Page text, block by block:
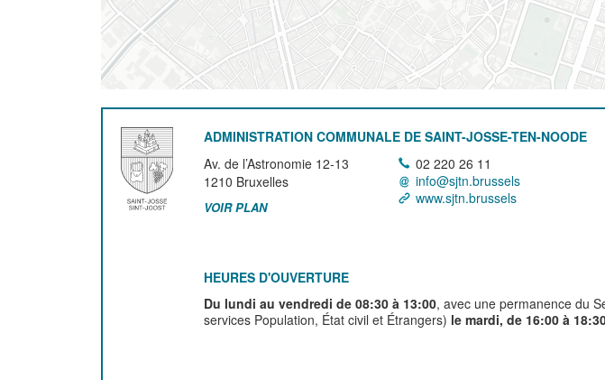
ADMINISTRATION COMMUNALE DE SAINT-JOSSE-TEN-NOODE
Av. de l’Astronomie 12-13
1210 Bruxelles
VOIR PLAN
02 220 26 11
info@sjtn.brussels
www.sjtn.brussels
HEURES D'OUVERTURE
Du lundi au vendredi de 08:30 à 13:00, avec une permanence du
services Population, État civil et Étrangers) le mardi, de 16:00 à